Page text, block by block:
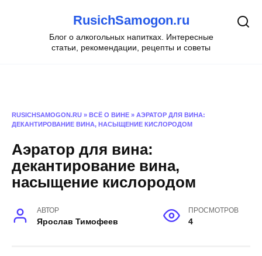
содержанию
RusichSamogon.ru
Блог о алкогольных напитках. Интересные
статьи, рекомендации, рецепты и советы
RUSICHSAMOGON.RU » ВСЁ О ВИНЕ » АЭРАТОР ДЛЯ ВИНА:
ДЕКАНТИРОВАНИЕ ВИНА, НАСЫЩЕНИЕ КИСЛОРОДОМ
Аэратор для вина:
декантирование вина,
насыщение кислородом
АВТОР
Ярослав Тимофеев
ПРОСМОТРОВ
4